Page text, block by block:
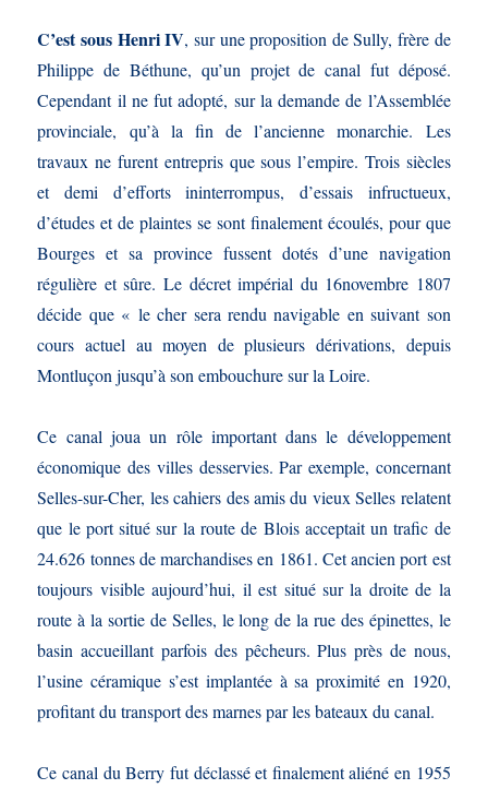
C’est sous Henri IV, sur une proposition de Sully, frère de
Philippe de Béthune, qu’un projet de canal fut déposé.
Cependant il ne fut adopté, sur la demande de l’Assemblée
provinciale, qu’à la fin de l’ancienne monarchie. Les
travaux ne furent entrepris que sous l’empire. Trois siècles
et demi d’efforts ininterrompus, d’essais infructueux,
d’études et de plaintes se sont finalement écoulés, pour que
Bourges et sa province fussent dotés d’une navigation
régulière et sûre. Le décret impérial du 16novembre 1807
décide que « le cher sera rendu navigable en suivant son
cours actuel au moyen de plusieurs dérivations, depuis
Montluçon jusqu’à son embouchure sur la Loire.
Ce canal joua un rôle important dans le développement
économique des villes desservies. Par exemple, concernant
Selles-sur-Cher, les cahiers des amis du vieux Selles relatent
que le port situé sur la route de Blois acceptait un trafic de
24.626 tonnes de marchandises en 1861. Cet ancien port est
toujours visible aujourd’hui, il est situé sur la droite de la
route à la sortie de Selles, le long de la rue des épinettes, le
basin accueillant parfois des pêcheurs. Plus près de nous,
l’usine céramique s’est implantée à sa proximité en 1920,
profitant du transport des marnes par les bateaux du canal.
Ce canal du Berry fut déclassé et finalement aliéné en 1955